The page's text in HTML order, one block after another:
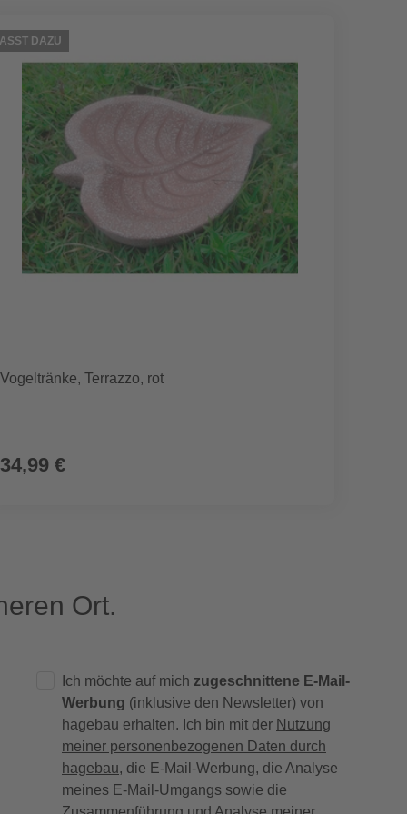
DAZU
Vogeltränke, Terrazzo, rot
34,99 €
Ort.
Ich möchte auf mich zugeschnittene E-Mail-
Werbung (inklusive den Newsletter) von
hagebau erhalten. Ich bin mit der Nutzung
meiner personenbezogenen Daten durch
hagebau, die E-Mail-Werbung, die Analyse
meines E-Mail-Umgangs sowie die